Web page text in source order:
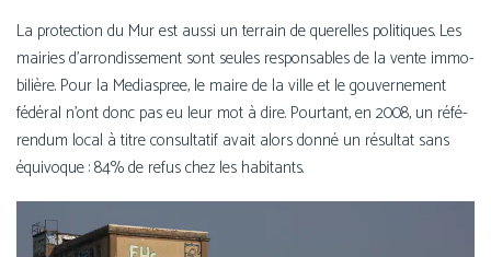
La pro­tec­tion du Mur est aus­si un ter­rain de que­relles poli­tiques. Les
mai­ries d’ar­ron­dis­se­ment sont seules res­pon­sables de la vente immo­
bi­lière. Pour la Mediaspree, le maire de la ville et le gou­ver­ne­ment
fédé­ral n’ont donc pas eu leur mot à dire. Pourtant, en 2008, un réfé­
ren­dum local à titre consul­ta­tif avait alors don­né un résul­tat sans
équi­voque : 84% de refus chez les habitants.